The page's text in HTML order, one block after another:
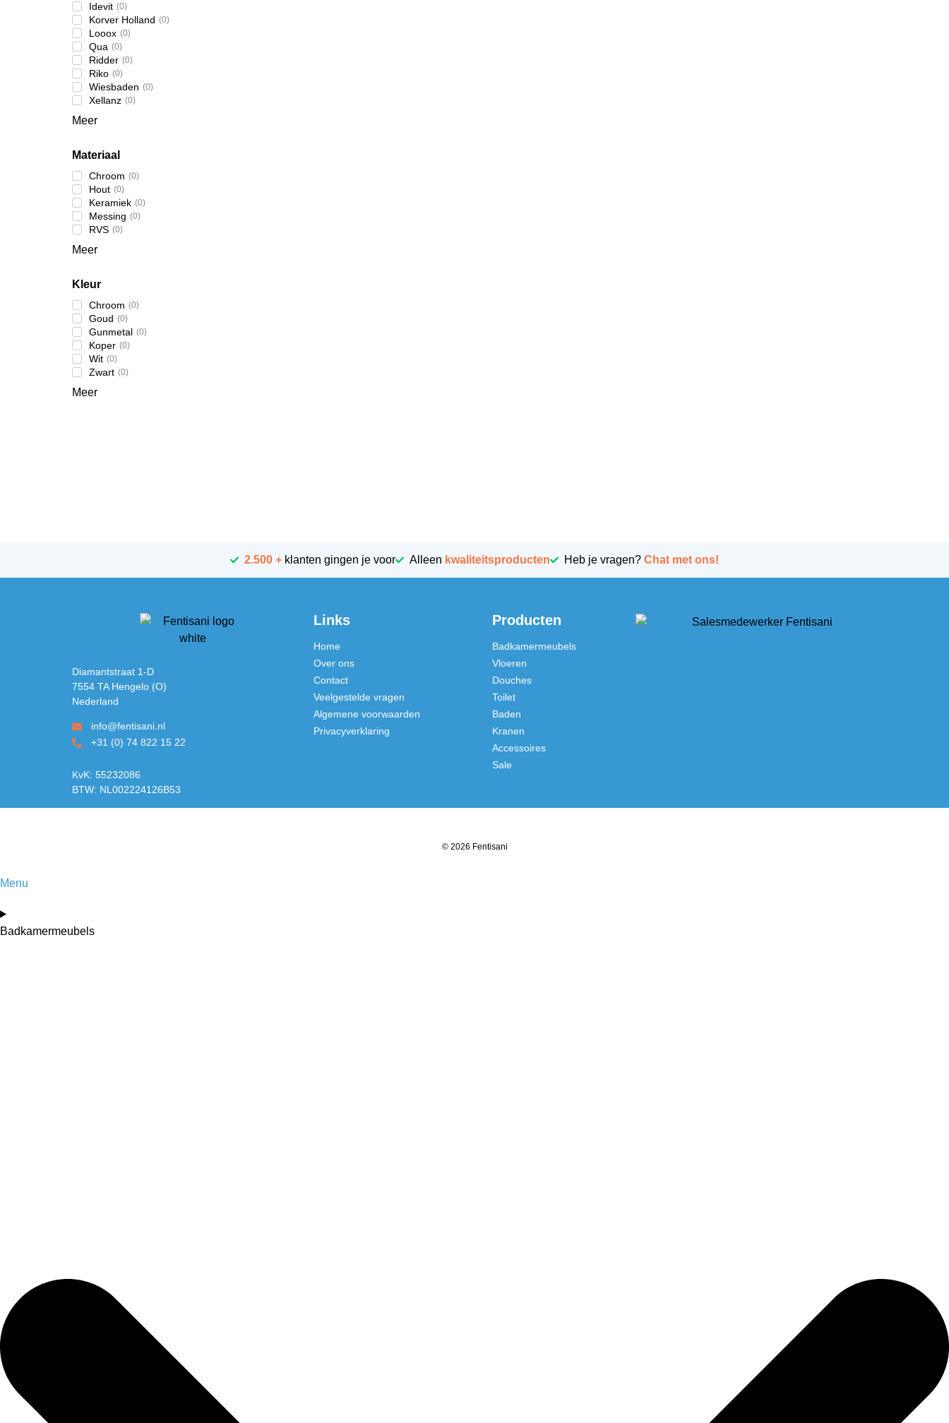
Idevit (0)
Korver Holland (0)
Looox (0)
Qua (0)
Ridder (0)
Riko (0)
Wiesbaden (0)
Xellanz (0)
Meer
Materiaal
Chroom (0)
Hout (0)
Keramiek (0)
Messing (0)
RVS (0)
Meer
Kleur
Chroom (0)
Goud (0)
Gunmetal (0)
Koper (0)
Wit (0)
Zwart (0)
Meer
2.500 + klanten gingen je voor Alleen kwaliteitsproducten Heb je vragen? Chat met ons!
Diamantstraat 1-D
7554 TA Hengelo (O)
Nederland
info@fentisani.nl
+31 (0) 74 822 15 22
KvK: 55232086
BTW: NL002224126B53
Links
Home
Over ons
Contact
Veelgestelde vragen
Algemene voorwaarden
Privacyverklaring
Producten
Badkamermeubels
Vloeren
Douches
Toilet
Baden
Kranen
Accessoires
Sale
© 2026 Fentisani
Menu
Badkamermeubels